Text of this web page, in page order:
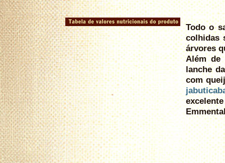
Todo o
colhidas
árvores
Além de
lanche
com